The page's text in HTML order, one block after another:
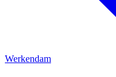
Werkendam